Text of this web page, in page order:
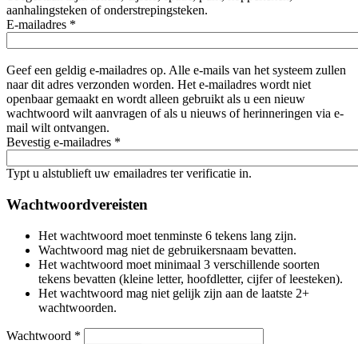
aanhalingsteken of onderstrepingsteken.
E-mailadres *
Geef een geldig e-mailadres op. Alle e-mails van het systeem zullen
naar dit adres verzonden worden. Het e-mailadres wordt niet
openbaar gemaakt en wordt alleen gebruikt als u een nieuw
wachtwoord wilt aanvragen of als u nieuws of herinneringen via e-
mail wilt ontvangen.
Bevestig e-mailadres *
Typt u alstublieft uw emailadres ter verificatie in.
Wachtwoordvereisten
Het wachtwoord moet tenminste 6 tekens lang zijn.
Wachtwoord mag niet de gebruikersnaam bevatten.
Het wachtwoord moet minimaal 3 verschillende soorten
tekens bevatten (kleine letter, hoofdletter, cijfer of leesteken).
Het wachtwoord mag niet gelijk zijn aan de laatste 2+
wachtwoorden.
Wachtwoord *